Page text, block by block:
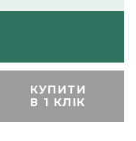
КУПИТИ
В 1 КЛІК